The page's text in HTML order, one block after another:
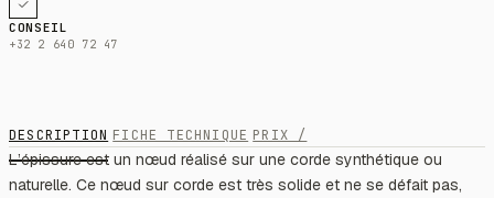
CONSEIL
+32 2 640 72 47
DESCRIPTION FICHE TECHNIQUE PRIX /
L’épissure est un nœud réalisé sur une corde synthétique ou
naturelle. Ce nœud sur corde est très solide et ne se défait pas,